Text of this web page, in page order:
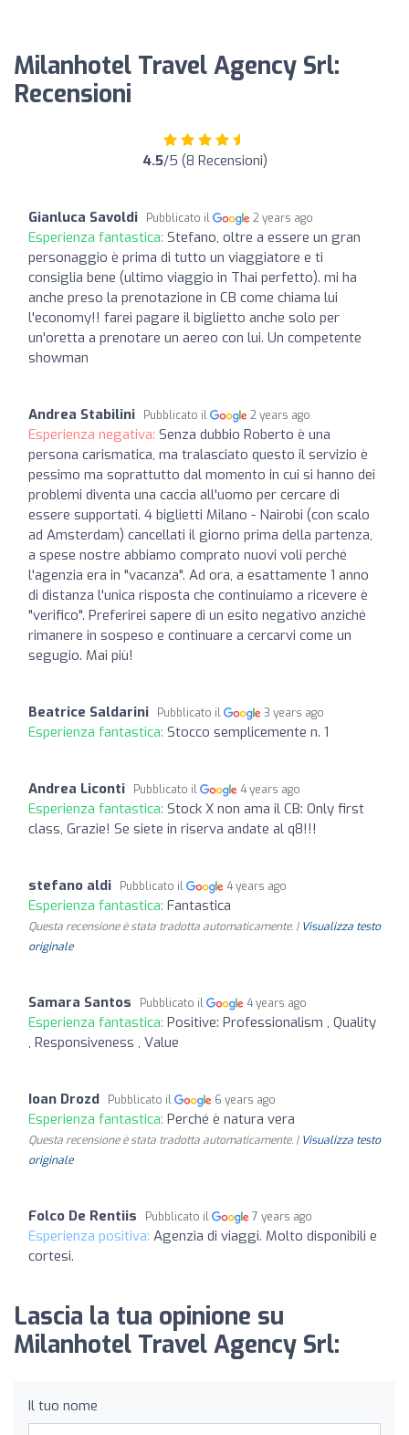
Milanhotel Travel Agency Srl:
Recensioni
4.5/5 (8 Recensioni)
Gianluca Savoldi Pubblicato il 2 years ago
Esperienza fantastica: Stefano, oltre a essere un gran
personaggio è prima di tutto un viaggiatore e ti
consiglia bene (ultimo viaggio in Thai perfetto). mi ha
anche preso la prenotazione in CB come chiama lui
l'economy!! farei pagare il biglietto anche solo per
un'oretta a prenotare un aereo con lui. Un competente
showman
Andrea Stabilini Pubblicato il 2 years ago
Esperienza negativa: Senza dubbio Roberto è una
persona carismatica, ma tralasciato questo il servizio è
pessimo ma soprattutto dal momento in cui si hanno dei
problemi diventa una caccia all'uomo per cercare di
essere supportati. 4 biglietti Milano - Nairobi (con scalo
ad Amsterdam) cancellati il giorno prima della partenza,
a spese nostre abbiamo comprato nuovi voli perché
l'agenzia era in "vacanza". Ad ora, a esattamente 1 anno
di distanza l'unica risposta che continuiamo a ricevere è
"verifico". Preferirei sapere di un esito negativo anziché
rimanere in sospeso e continuare a cercarvi come un
segugio. Mai più!
Beatrice Saldarini Pubblicato il 3 years ago
Esperienza fantastica: Stocco semplicemente n. 1
Andrea Liconti Pubblicato il 4 years ago
Esperienza fantastica: Stock X non ama il CB: Only first
class, Grazie! Se siete in riserva andate al q8!!!
stefano aldi Pubblicato il 4 years ago
Esperienza fantastica: Fantastica
Questa recensione è stata tradotta automaticamente. | Visualizza testo
originale
Samara Santos Pubblicato il 4 years ago
Esperienza fantastica: Positive: Professionalism , Quality
, Responsiveness , Value
Ioan Drozd Pubblicato il 6 years ago
Esperienza fantastica: Perché è natura vera
Questa recensione è stata tradotta automaticamente. | Visualizza testo
originale
Folco De Rentiis Pubblicato il 7 years ago
Esperienza positiva: Agenzia di viaggi. Molto disponibili e
cortesi.
Lascia la tua opinione su
Milanhotel Travel Agency Srl:
Il tuo nome